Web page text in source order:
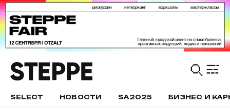
SELECT НОВОСТИ SA2025 БИЗНЕС И